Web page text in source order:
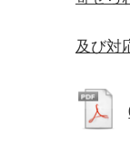
及び対